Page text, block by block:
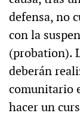
defensa, no
con la
(probation).
deberán
comunitario
hacer un